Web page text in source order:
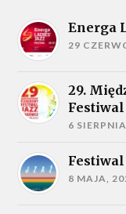
Energa
29
29.
Festiwal
6
8 MAJA,